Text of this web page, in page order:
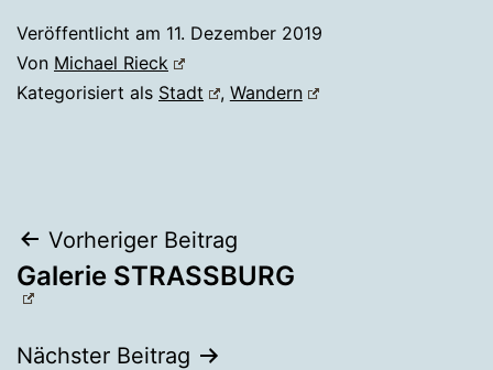
Veröffentlicht am 11. Dezember 2019
Von Michael Rieck
Kategorisiert als Stadt , Wandern
Beitragsnavigation
Vorheriger Beitrag
Galerie STRASSBURG
Nächster Beitrag